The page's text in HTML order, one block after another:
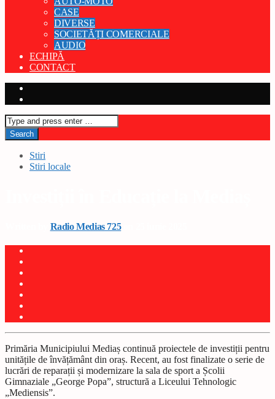
CASE
DIVERSE
SOCIETĂȚI COMERCIALE
AUDIO
ECHIPĂ
CONTACT
Stiri
Stiri locale
Radio Medias 725on 25 iunie 2025
Primăria Municipiului Mediaș continuă proiectele de investiții pentru
unitățile de învățământ din oraș. Recent, au fost finalizate o serie de
lucrări de reparații și modernizare la sala de sport a Școlii
Gimnaziale „George Popa”, structură a Liceului Tehnologic
„Mediensis”.